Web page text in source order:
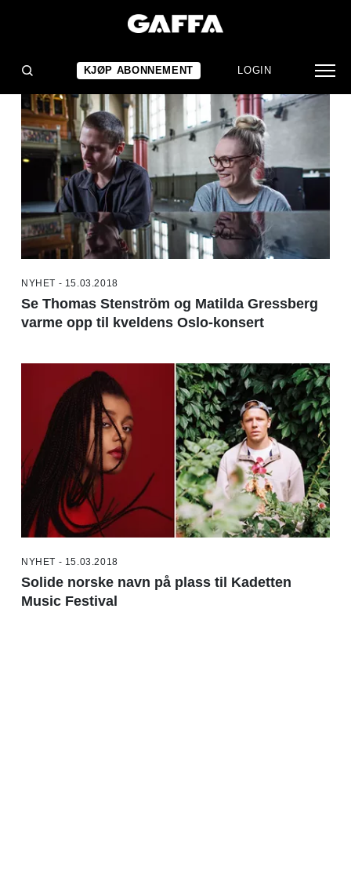
KJØP ABONNEMENT LOGIN
NYHET - 15.03.2018
Se Thomas Stenström og Matilda Gressberg
varme opp til kveldens Oslo-konsert
NYHET - 15.03.2018
Solide norske navn på plass til Kadetten
Music Festival